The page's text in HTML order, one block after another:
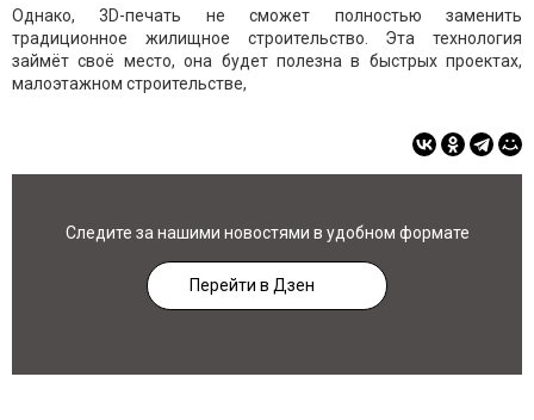
Однако, 3D-печать не сможет полностью заменить
традиционное жилищное строительство. Эта технология
займёт своё место, она будет полезна в быстрых проектах,
малоэтажном строительстве,
Следите за нашими новостями в удобном формате
Перейти в Дзен